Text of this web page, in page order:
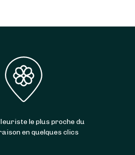
le plus proche du
en quelques clics